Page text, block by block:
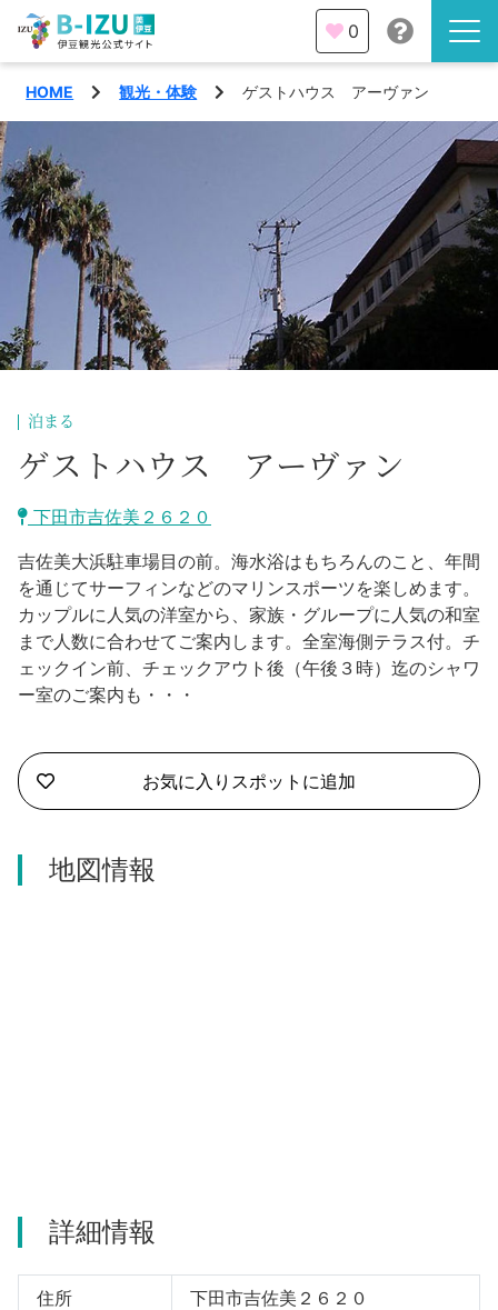
伊豆半島を知る
伊豆のみどころ
みる
あそぶ
あじわう
観光・体験
イベント
エリア
熱海市
沼津市
三島市
南伊豆町
函南町
伊東市
松崎町
特集
旅の計画
モデルコース
宿泊・予約
旅程作成
AIルートプランナー
合同会社説明会
伊豆ワーケーション
0
HOME 観光・体験 ゲストハウス アーヴァン
泊まる
ゲストハウス アーヴァン
下田市吉佐美２６２０
吉佐美大浜駐車場目の前。海水浴はもちろんのこと、年間
を通じてサーフィンなどのマリンスポーツを楽しめます。
カップルに人気の洋室から、家族・グループに人気の和室
まで人数に合わせてご案内します。全室海側テラス付。チ
ェックイン前、チェックアウト後（午後３時）迄のシャワ
ー室のご案内も・・・
お気に入りスポットに追加
地図情報
詳細情報
住所 下田市吉佐美２６２０